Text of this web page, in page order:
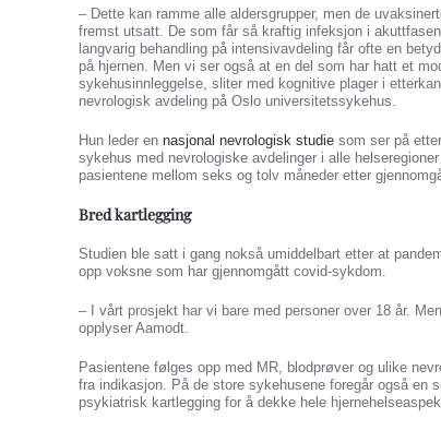
– Dette kan ramme alle aldersgrupper, men de
fremst utsatt. De som får så kraftig infeksjon i
langvarig behandling på intensivavdeling får ofte en
på hjernen. Men vi ser også at en del som har hatt et
sykehusinnleggelse, sliter med kognitive plager i
nevrologisk avdeling på Oslo universitetssykehus.
Hun leder en nasjonal nevrologisk studie som ser på
sykehus med nevrologiske avdelinger i alle
pasientene mellom seks og tolv måneder etter
Bred kartlegging
Studien ble satt i gang nokså umiddelbart etter at
opp voksne som har gjennomgått covid-sykdom.
– I vårt prosjekt har vi bare med personer over 18 år.
opplyser Aamodt.
Pasientene følges opp med MR, blodprøver og ulike
fra indikasjon. På de store sykehusene foregår også en
psykiatrisk kartlegging for å dekke hele